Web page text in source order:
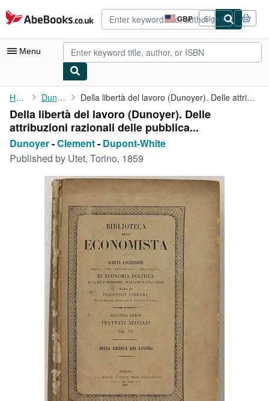
Skip to main content
AbeBooks.co.uk GBP
Site
shopping
preferences
Sign in
Menu
My Account
My Purchases
Advanced Search
Browse Collections
Rare Books
Art & Collectables
Start Selling
CLOSE
Home Dunoyer Della libertà del lavoro (Dunoyer). Delle attribuzioni razionali...
Della libertà del lavoro (Dunoyer). Delle
attribuzioni razionali delle pubblica...
Dunoyer-Clement- Dupont-White
Published by Utet, Torino, 1859